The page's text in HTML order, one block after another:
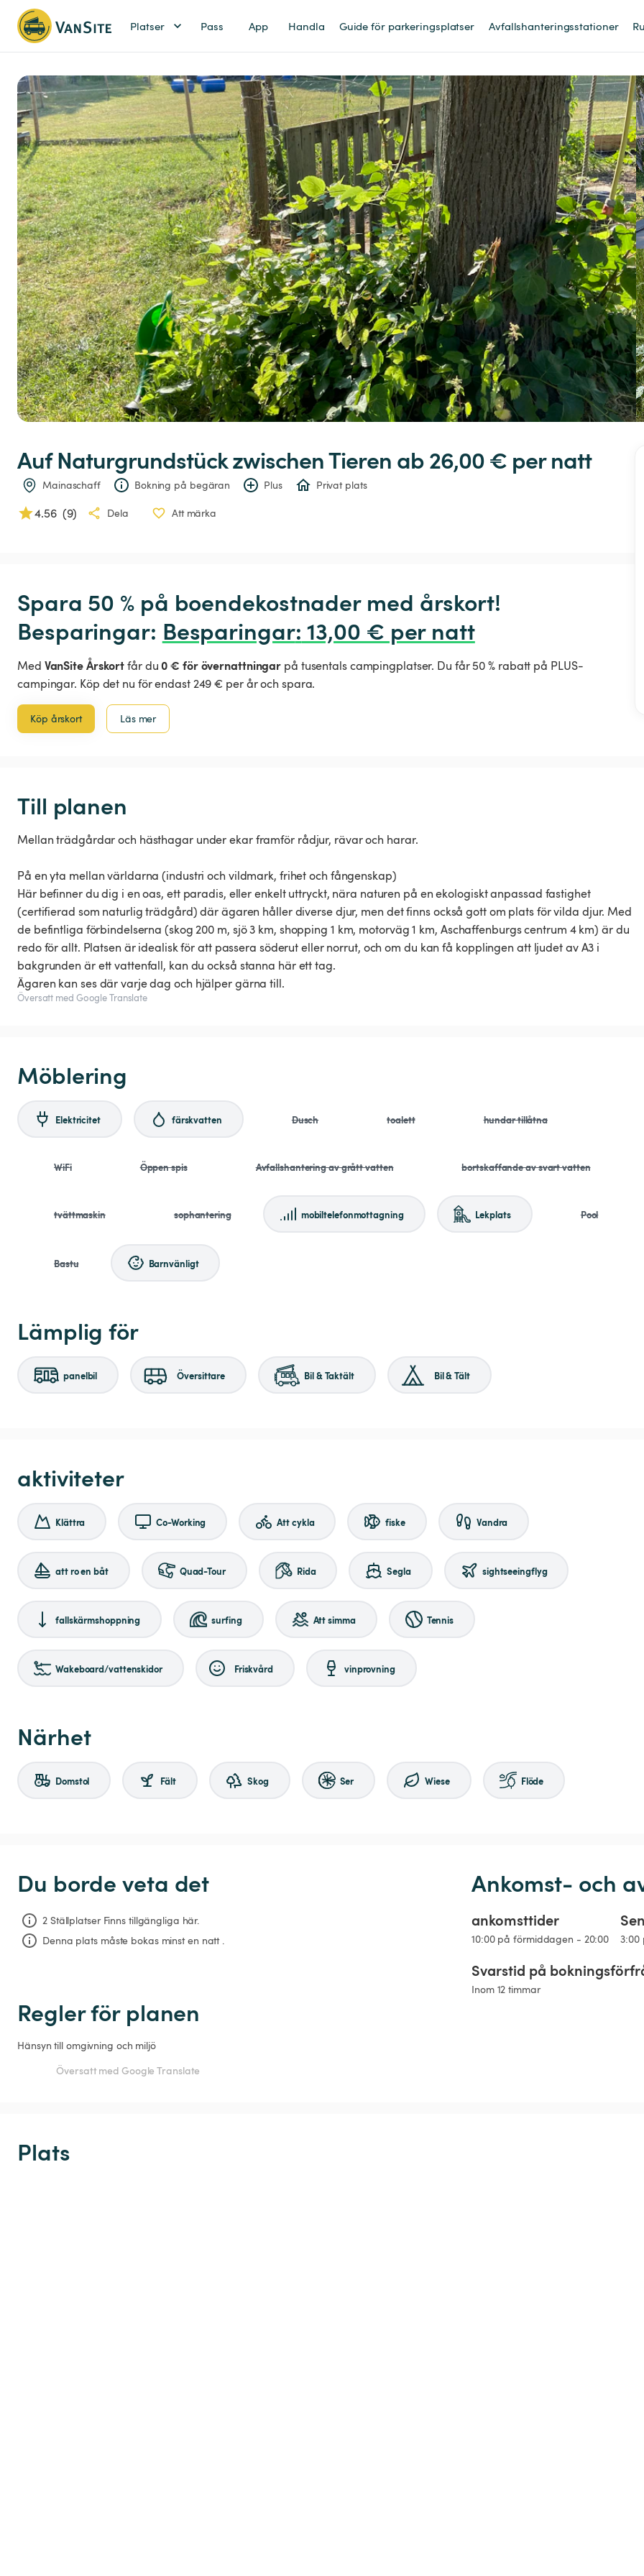
Platser Pass App Handla Guide för parkeringsplatser Avfallshanteringsstationer
Auf NaturgrundstückzwischenTieren ab 26,00 € per natt
Mainaschaff Bokning på begäran Plus Privat plats
4.56 (9) Dela Att märka
Spara 50 % på boendekostnader med årskort!
Besparingar: Besparingar: 13,00 € per natt
Med VanSite Årskortfår du0 € för övernattningar på tusentals campingplatser. Du får 50 % rabatt på PLUS-
campingar. Köp det nu för endast 249 € per år och spara.
Köp årskort Läs mer
Till planen
Mellan trädgårdar och hästhagar under ekar framför rådjur, rävar och harar.
På en yta mellan världarna (industri och vildmark, frihet och fångenskap)
Här befinner du dig i en oas, ett paradis, eller enkelt uttryckt, nära naturen på en ekologiskt anpassad fastighet
(certifierad som naturlig trädgård) där ägaren håller diverse djur, men det finns också gott om plats för vilda djur. Med
de befintliga förbindelserna (skog 200 m, sjö 3 km, shopping 1 km, motorväg 1 km, Aschaffenburgs centrum 4 km) är du
redo för allt. Platsen är idealisk för att passera söderut eller norrut, och om du kan få kopplingen att ljudet av A3 i
bakgrunden är ett vattenfall, kan du också stanna här ett tag.
Ägaren kan ses där varje dag och hjälper gärna till.
Översatt med Google Translate
Möblering
Elektricitet färskvatten Dusch toalett hundar tillåtna
WiFi Öppen spis Avfallshantering av grått vatten bortskaffande av svart vatten
tvättmaskin sophantering mobiltelefonmottagning Lekplats Pool
Bastu Barnvänligt
Lämplig för
panelbil Översittare Bil & Taktält Bil & Tält
aktiviteter
Klättra Co-Working Att cykla fiske Vandra
att ro en båt Quad-Tour Rida Segla sightseeingflyg
fallskärmshoppning surfing Att simma Tennis
Wakeboard/vattenskidor Friskvård vinprovning
Närhet
Domstol Fält Skog Ser Wiese Flöde
Du borde veta det
2 Ställplatser Finns tillgängliga här.
Denna plats måste bokas minst en natt .
Ankomst- och
ankomsttider
10:00 på förmiddagen - 20:00 3:00
Svarstid på
Inom 12 timmar
Regler för planen
Hänsyn till omgivning och miljö
Översatt med Google Translate
Plats